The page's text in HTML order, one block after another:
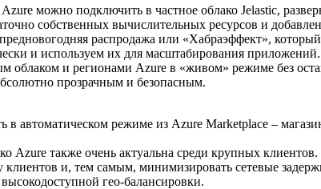
можно подключить в частное облако Jelastic,
собственных вычислительных ресурсов и
распродажа или «Хабраэффект»,
и используем их для масштабирования
и регионами Azure в «живом» режиме без
прозрачным и безопасным.
автоматическом режиме из Azure Marketplace –
Azure также очень актуальна среди крупных
и, тем самым, минимизировать сетевые
гео-балансировки.